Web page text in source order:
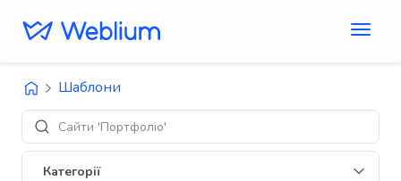
Шаблони
Д
Категорії